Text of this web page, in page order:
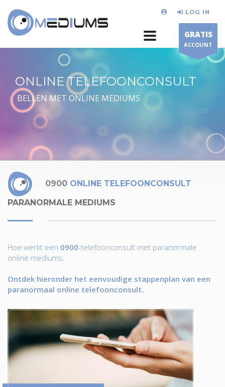
LOG IN
GRATIS
ACCOUNT
ONLINE TELEFOONCONSULT
BELLEN MET ONLINE MEDIUMS
0900 ONLINE TELEFOONCONSULT
PARANORMALE MEDIUMS
Hoe werkt een 0900-telefoonconsult met paranormale
online mediums.
Ontdek hieronder het eenvoudige stappenplan van een
paranormaal online telefoonconsult.